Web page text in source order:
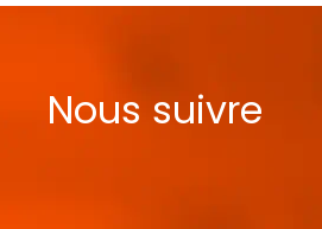
Nous suivre